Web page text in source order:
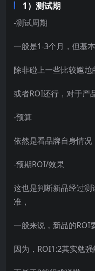
1）测试期
-测试周期
一般是1-3个月，但基
除非碰上一些比较尴尬
或者ROI还行，对于
-预算
依然是看品牌自身情况
-预期ROI/效果
这也是判断新品经过
准，
一般来说，新品的ROI
因为，ROI1:2其实勉强